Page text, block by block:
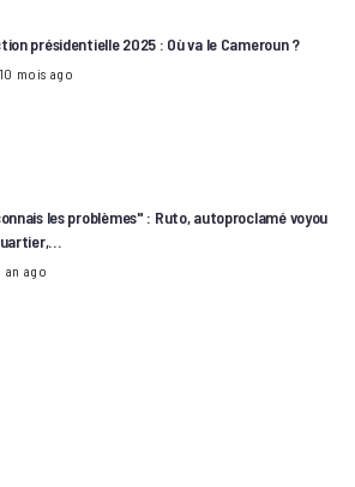
présidentielle 2025 : Où va le Cameroun ?
10 mois ago
les problèmes" : Ruto, autoproclamé voyou
an ago